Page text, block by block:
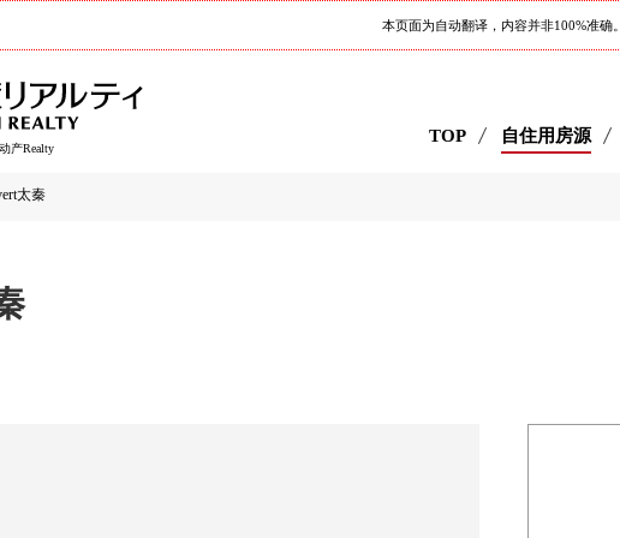
本页面为自动翻译，内容并非100%准确。
产Realty
TOP 自住用房源
太秦